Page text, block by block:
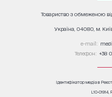
Товариство з обмеженою
Україна, 04080, м.
е-mail:
Телефон: +38
Ідентифікатор медіа в
L10-01914,